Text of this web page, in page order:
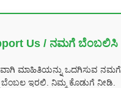
Us / ನಮಗೆ ಬೆಂಬಲಿಸಿ
ಮಾಹಿತಿಯನ್ನು ಒದಗಿಸುವ ನಮಗೆ
ಬೆಂಬಲ ಇರಲಿ. ನಿಮ್ಮ ಕೊಡುಗೆ ನೀಡಿ.